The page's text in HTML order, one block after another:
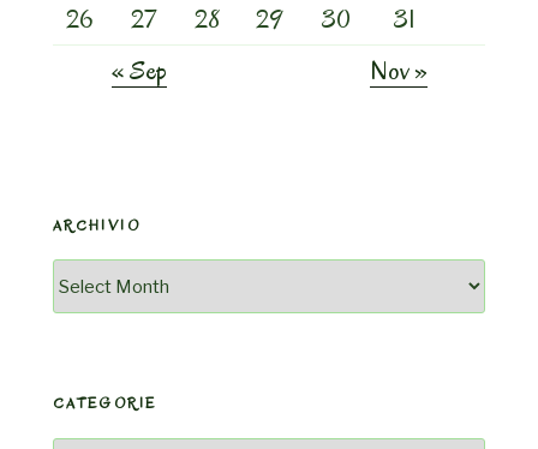
26
27 28 29 30
31
« Sep
Nov »
ARCHIVIO
Archivio
CATEGORIE